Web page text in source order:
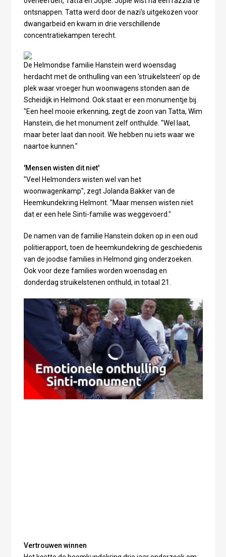
ontsnappen. Tatta werd door de nazi's uitgekozen voor
dwangarbeid en kwam in drie verschillende
concentratiekampen terecht.
De Helmondse familie Hanstein werd woensdag
herdacht met de onthulling van een 'struikelsteen' op de
plek waar vroeger hun woonwagens stonden aan de
Scheidijk in Helmond. Ook staat er een monumentje bij.
"Een heel mooie erkenning, zegt de zoon van Tatta, Wim
Hanstein, die het monument zelf onthulde. "Wel laat,
maar beter laat dan nooit. We hebben nu iets waar we
naartoe kunnen."
'Mensen wisten dit niet'
"Veel Helmonders wisten wel van het
woonwagenkamp", zegt Jolanda Bakker van de
Heemkundekring Helmont. "Maar mensen wisten niet
dat er een hele Sinti-familie was weggevoerd."
De namen van de familie Hanstein doken op in een oud
politierapport, toen de heemkundekring de geschiedenis
van de joodse families in Helmond ging onderzoeken.
Ook voor deze families worden woensdag en
donderdag struikelstenen onthuld, in totaal 21.
Vertrouwen winnen